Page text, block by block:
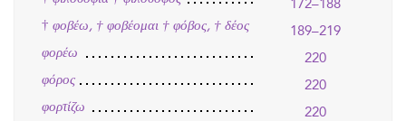
172–188
† φοβέω, † φοβέομαι † φόβος, † δέος
189–219
φορέω
220
φόρος
220
φορτίζω
220